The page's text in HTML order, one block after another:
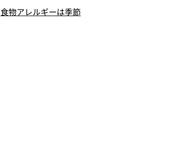
食物アレルギーは季節